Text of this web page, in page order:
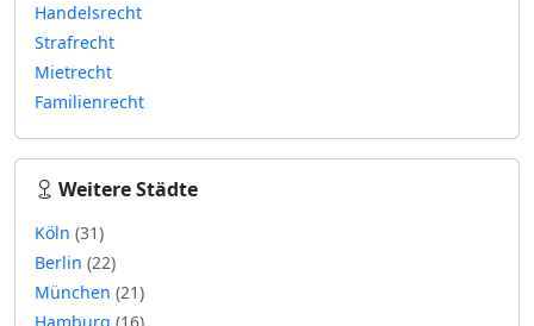
Handelsrecht
Strafrecht
Mietrecht
Familienrecht
Weitere Städte
Köln (31)
Berlin (22)
München (21)